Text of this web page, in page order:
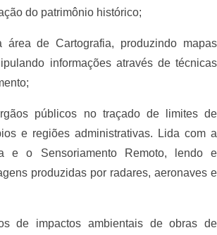
do patrimônio histórico;
de Cartografia, produzindo mapas
informações através de técnicas
públicos no traçado de limites de
e regiões administrativas. Lida com a
e o Sensoriamento Remoto, lendo e
produzidas por radares, aeronaves e
de impactos ambientais de obras de